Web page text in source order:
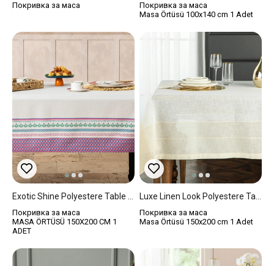
Покривка за маса
Покривка за маса
Masa Örtüsü 100x140 cm 1 Adet
Покривка за маса
MASA ÖRTÜSÜ 150X200 CM 1
ADET
Покривка за маса
Masa Örtüsü 150x200 cm 1 Adet